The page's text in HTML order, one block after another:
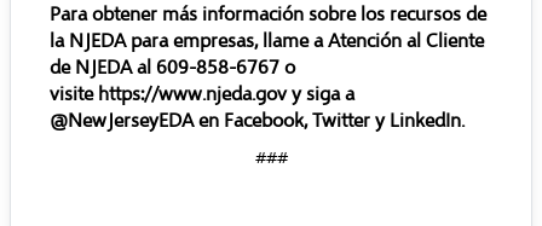
Para obtener más información sobre los recursos de
la NJEDA para empresas, llame a Atención al Cliente
de NJEDA al 609-858-6767 o
visite https://www.njeda.govy siga a
@NewJerseyEDA en Facebook,Twitter y LinkedIn.
###